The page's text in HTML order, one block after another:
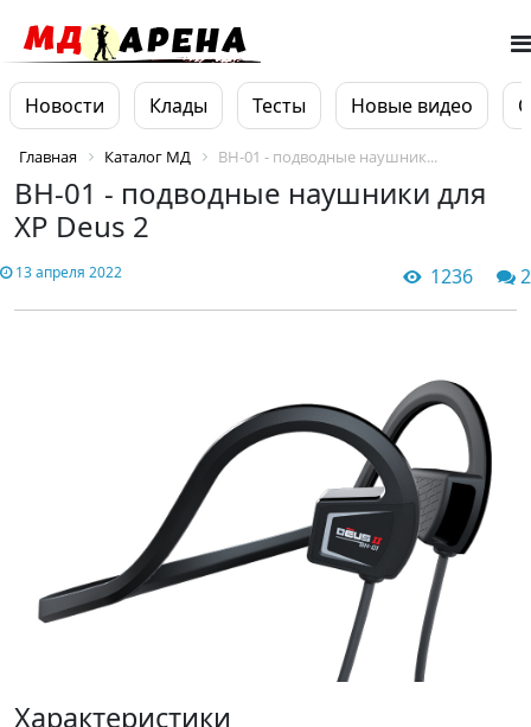
Новости Клады Тесты Новые видео
Главная Каталог МД BH-01 - подводные наушник...
BH-01 - подводные наушники для
XP Deus 2
13 апреля 2022 1236 2
Характеристики